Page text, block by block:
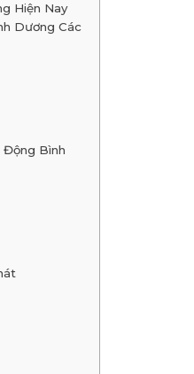
Hiện Nay
Dương Các
Động Bình